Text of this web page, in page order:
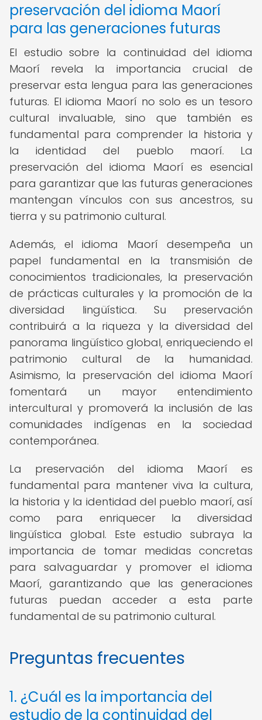
preservación del idioma Maorí
para las generaciones futuras
El estudio sobre la continuidad del idioma
Maorí revela la importancia crucial de
preservar esta lengua para las generaciones
futuras. El idioma Maorí no solo es un tesoro
cultural invaluable, sino que también es
fundamental para comprender la historia y
la identidad del pueblo maorí. La
preservación del idioma Maorí es esencial
para garantizar que las futuras generaciones
mantengan vínculos con sus ancestros, su
tierra y su patrimonio cultural.
Además, el idioma Maorí desempeña un
papel fundamental en la transmisión de
conocimientos tradicionales, la preservación
de prácticas culturales y la promoción de la
diversidad lingüística. Su preservación
contribuirá a la riqueza y la diversidad del
panorama lingüístico global, enriqueciendo el
patrimonio cultural de la humanidad.
Asimismo, la preservación del idioma Maorí
fomentará un mayor entendimiento
intercultural y promoverá la inclusión de las
comunidades indígenas en la sociedad
contemporánea.
La preservación del idioma Maorí es
fundamental para mantener viva la cultura,
la historia y la identidad del pueblo maorí, así
como para enriquecer la diversidad
lingüística global. Este estudio subraya la
importancia de tomar medidas concretas
para salvaguardar y promover el idioma
Maorí, garantizando que las generaciones
futuras puedan acceder a esta parte
fundamental de su patrimonio cultural.
Preguntas frecuentes
1. ¿Cuál es la importancia del
estudio de la continuidad del